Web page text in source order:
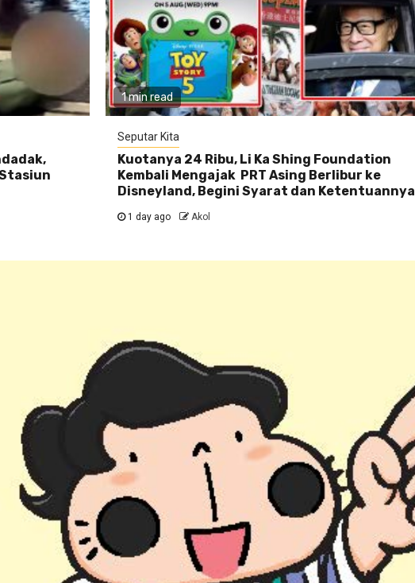
1 min read
Seputar Kita
Kuotanya 24 Ribu, Li Ka Shing Foundation
Kembali Mengajak PRT Asing Berlibur ke
Disneyland, Begini Syarat dan Ketentuannya
1 day ago Akol